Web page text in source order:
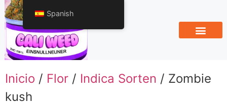
Inicio / Flor / Indica Sorten / Zombie
kush
Spanish